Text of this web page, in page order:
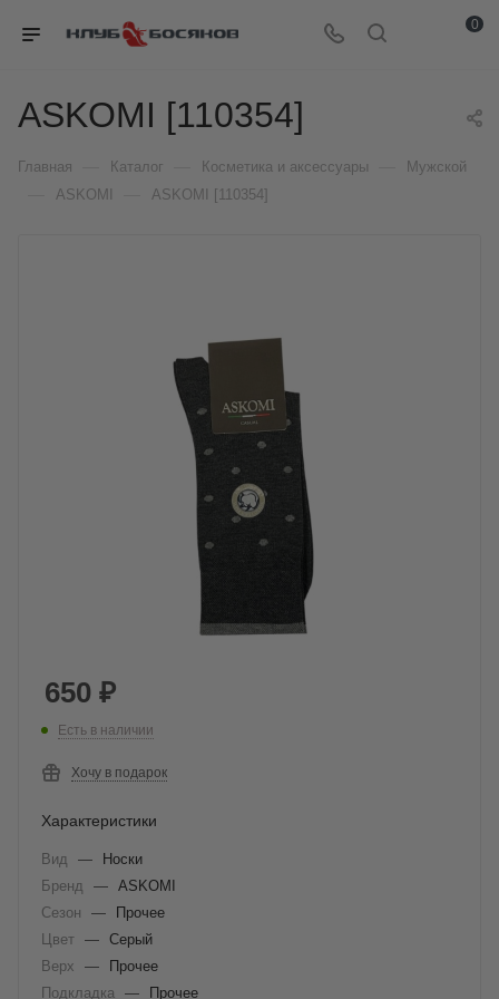
0
ASKOMI [110354]
Главная Каталог Косметика и аксессуары Мужской
ASKOMI ASKOMI [110354]
650 ₽
Есть в наличии
Хочу в подарок
Характеристики
Вид —
Носки
Бренд
— ASKOMI
Сезон
—
Прочее
Цвет — Серый
Верх
—
Прочее
Подкладка
—
Прочее